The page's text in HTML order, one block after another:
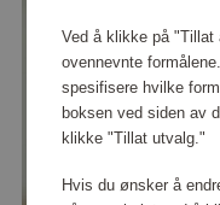
Ved å klikke på
ovennevnte
spesifisere hvilke
boksen ved siden av
klikke "Tillat utvalg."
Hvis du ønsker å